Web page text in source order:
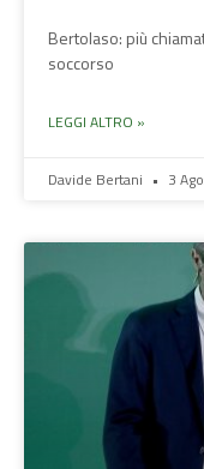
Bertolaso: più
soccorso
LEGGI ALTRO »
Davide Bertani 3